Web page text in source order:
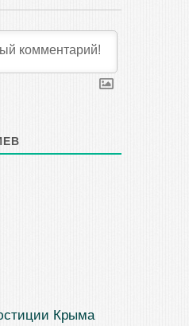
Крыма